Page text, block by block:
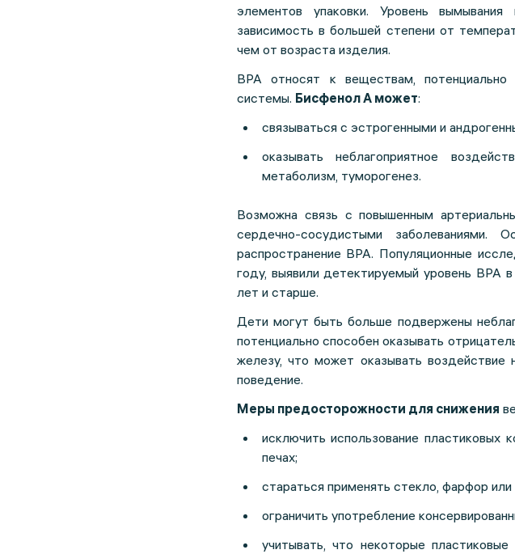
элементов упаковки. Уровень
зависимость в большей степени от
чем от возраста изделия.
BPA относят к веществам,
системы. Бисфенол А может:
связываться с эстрогенными и
оказывать неблагоприятное
метаболизм, туморогенез.
Возможна связь с повышенным
сердечно-сосудистыми заболеваниями.
распространение BPA. Популяционные
году, выявили детектируемый уровень
лет и старше.
Дети могут быть больше подвержены
потенциально способен оказывать
железу, что может оказывать воздействие
поведение.
Меры предосторожности для снижения
исключить использование пластиковых
печах;
стараться применять стекло, фарфор
ограничить употребление
учитывать, что некоторые